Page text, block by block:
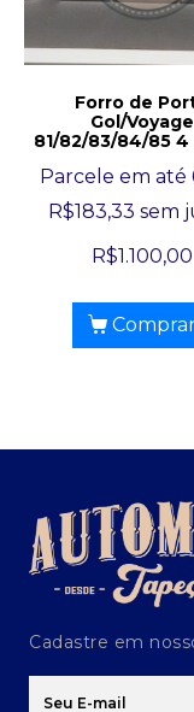
Forro de
Gol/Voyage
81/82/83/84/85 4
Parcele em até
R$183,33 sem
R$1.100,00
Cadastre em